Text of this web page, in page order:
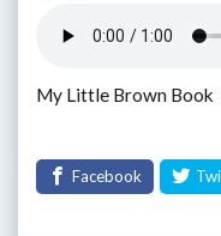
My Little Brown Book